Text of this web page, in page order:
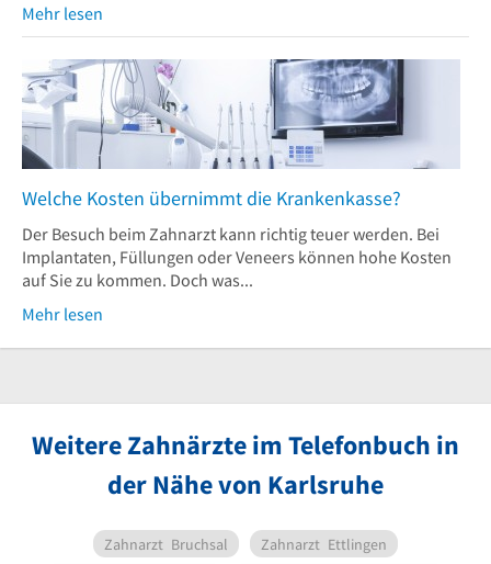
Mehr lesen
Welche Kosten übernimmt die Krankenkasse?
Der Besuch beim Zahnarzt kann richtig teuer werden. Bei
Implantaten, Füllungen oder Veneers können hohe Kosten
auf Sie zu kommen. Doch was...
Mehr lesen
Weitere Zahnärzte im Telefonbuch in
der Nähe von Karlsruhe
Zahnarzt Bruchsal Zahnarzt Ettlingen